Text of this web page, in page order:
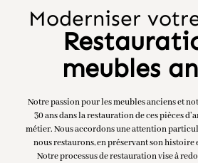
Moderniser
meubles
Notre passion pour les meubles anciens et
30 ans dans la restauration de ces pièces
métier. Nous accordons une attention
nous restaurons, en préservant son histoire
Notre processus de restauration vise à